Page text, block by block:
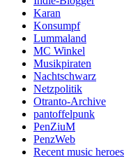
Karan
Konsumpf
Lummaland
MC Winkel
Musikpiraten
Nachtschwarz
Netzpolitik
Otranto-Archive
pantoffelpunk
PenZiuM
PenzWeb
Recent music heroes